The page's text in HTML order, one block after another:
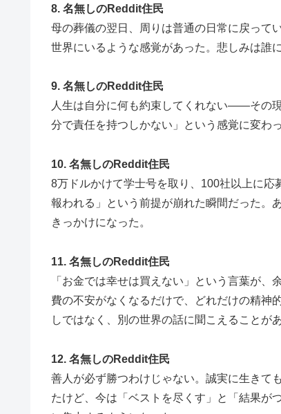
8. 名無しのReddit住民
母の葬儀の翌日、周りは普通の日常に戻って
世界にいるような感覚があった。悲しみは誰
9. 名無しのReddit住民
人生は自分に何も約束してくれない——その
分で責任を持つしかない」という感覚に変わ
10. 名無しのReddit住民
8万ドルかけて学士号を取り、100社以上に
報われる」という前提が崩れた瞬間だった。
きっかけになった。
11. 名無しのReddit住民
「お金では幸せは買えない」という言葉が
費の不安がなくなるだけで、どれだけの精
しではなく、別の世界の話に聞こえることがあ
12. 名無しのReddit住民
善人が必ず勝つわけじゃない。誠実に生きて
たけど、今は「ベストを尽くす」と「結果が